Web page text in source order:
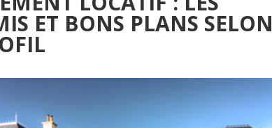
ET BONS PLANS SELON